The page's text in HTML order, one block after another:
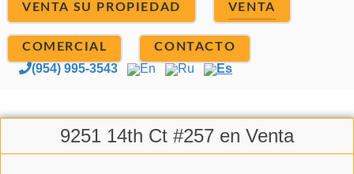
VENTA SU PROPIEDAD VENTA
COMERCIAL CONTACTO
(954) 995-3543 En Ru Es
9251 14th Ct #257 en Venta